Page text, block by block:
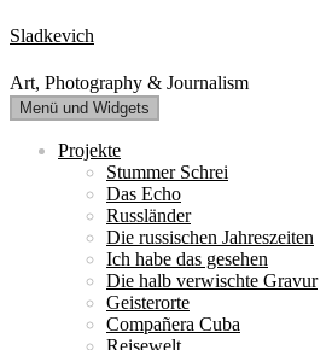
Zum
Inhalt
springen
Sladkevich
Art, Photography & Journalism
Menü und Widgets
Projekte
Stummer Schrei
Das Echo
Russländer
Die russischen Jahreszeiten
Ich habe das gesehen
Die halb verwischte Gravur
Geisterorte
Compañera Cuba
Reisewelt